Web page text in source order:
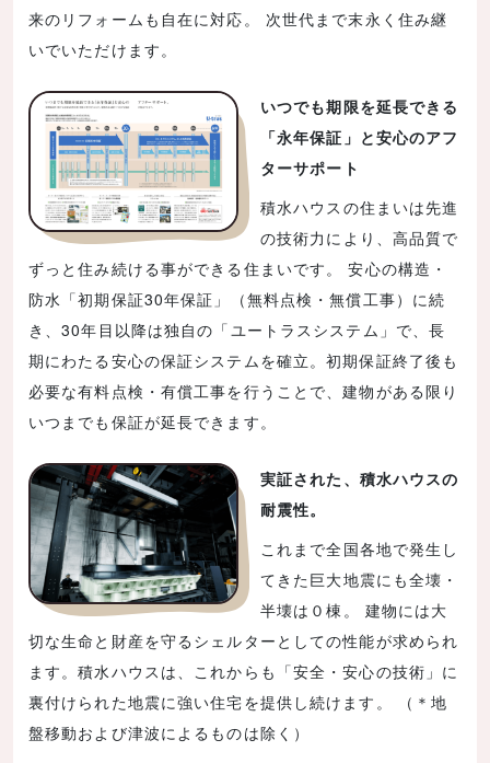
来のリフォームも自在に対応。 次世代まで末永く住み継
いでいただけます。
いつでも期限を延長できる
「永年保証」と安心のアフ
ターサポート
積水ハウスの住まいは先進
の技術力により、高品質で
ずっと住み続ける事ができる住まいです。 安心の構造・
防水「初期保証30年保証」（無料点検・無償工事）に続
き、30年目以降は独自の「ユートラスシステム」で、長
期にわたる安心の保証システムを確立。初期保証終了後も
必要な有料点検・有償工事を行うことで、建物がある限り
いつまでも保証が延長できます。
実証された、積水ハウスの
耐震性。
これまで全国各地で発生し
てきた巨大地震にも全壊・
半壊は０棟。 建物には大
切な生命と財産を守るシェルターとしての性能が求められ
ます。積水ハウスは、これからも「安全・安心の技術」に
裏付けられた地震に強い住宅を提供し続けます。 （＊地
盤移動および津波によるものは除く）